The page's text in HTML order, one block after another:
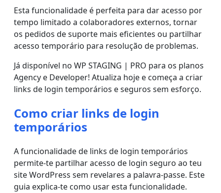
Esta funcionalidade é perfeita para dar acesso por
tempo limitado a colaboradores externos, tornar
os pedidos de suporte mais eficientes ou partilhar
acesso temporário para resolução de problemas.
Já disponível no WP STAGING | PRO para os planos
Agency e Developer! Atualiza hoje e começa a criar
links de login temporários e seguros sem esforço.
Como criar links de login
temporários
A funcionalidade de links de login temporários
permite-te partilhar acesso de login seguro ao teu
site WordPress sem revelares a palavra-passe. Este
guia explica-te como usar esta funcionalidade.